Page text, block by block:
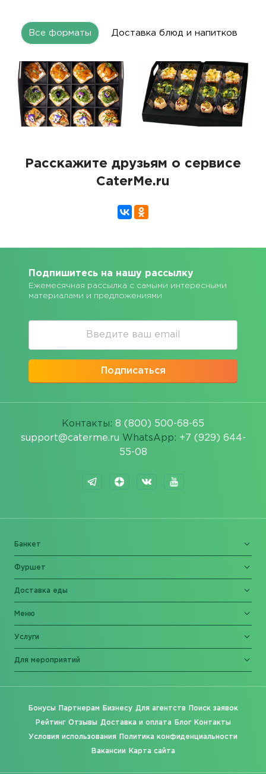
Все форматы Доставка блюд и напитков
Расскажите друзьям о сервисе
CaterMe.ru
Подпишитесь на нашу рассылку
Ежемесячная рассылка с самыми интересными
материалами и предложениями
Подписаться
Контакты: 8 (800) 500-68-65
support@caterme.ru WhatsApp: +7 (929) 644-
55-08
Банкет
Фуршет
Доставка еды
Меню
Услуги
Для мероприятий
Бонусы Партнерам Бизнесу Для агентств Поиск заявок
Рейтинг Отзывы Доставка и оплата Блог Контакты
Условия использования Политика конфиденциальности
Вакансии Карта сайта